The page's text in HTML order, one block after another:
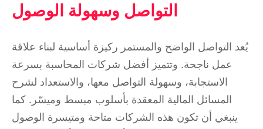
التواصل وسهولة الوصول
يُعد التواصل الواضح والمستمر ركيزة أساسية لبناء علاقة
عمل ناجحة. وتتميز أفضل شركات المحاسبة بسرعة
الاستجابة، وسهولة التواصل معها، والاستعداد لشرح
المسائل المالية المعقدة بأسلوب مبسط وميسّر. كما
ينبغي أن تكون هذه الشركات متاحة ومتيسرة الوصول